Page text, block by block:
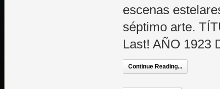
escenas
séptimo arte.
Last! AÑO
Continue Reading...